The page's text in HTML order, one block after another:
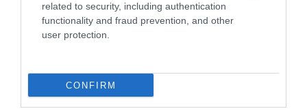
related to security, including authentication
functionality and fraud prevention, and other
user protection.
CONFIRM
HALMENTÉS SZARVASKŐNÉL: ŐSHONOS
ÉS VÉDETT HALAKAT MENTETT...